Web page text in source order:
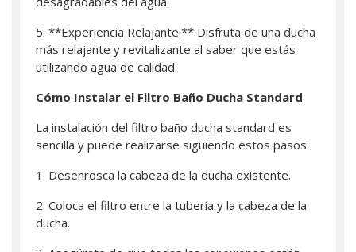
5. **Experiencia Relajante:** Disfruta de una ducha
más relajante y revitalizante al saber que estás
utilizando agua de calidad.
Cómo Instalar el Filtro Baño Ducha Standard
La instalación del filtro baño ducha standard es
sencilla y puede realizarse siguiendo estos pasos:
1. Desenrosca la cabeza de la ducha existente.
2. Coloca el filtro entre la tubería y la cabeza de la
ducha.